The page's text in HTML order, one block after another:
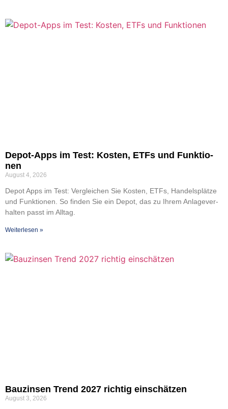
Depot-Apps im Test: Kos­ten, ETFs und Funk­tio­
nen
August 4, 2026
Depot Apps im Test: Ver­glei­chen Sie Kos­ten, ETFs, Han­dels­plät­ze
und Funk­tio­nen. So fin­den Sie ein Depot, das zu Ihrem Anla­ge­ver­
hal­ten passt im All­tag.
Wei­ter­le­sen »
Bau­zin­sen Trend 2027 rich­tig ein­schät­zen
August 3, 2026